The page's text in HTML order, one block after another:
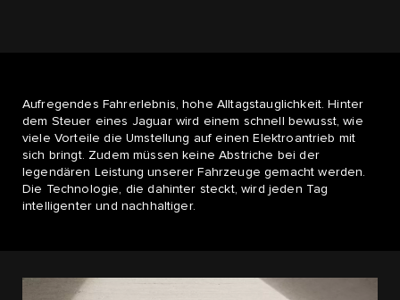
Aufregendes Fahrerlebnis, hohe Alltagstauglichkeit. Hinter
dem Steuer eines Jaguar wird einem schnell bewusst, wie
viele Vorteile die Umstellung auf einen Elektroantrieb mit
sich bringt. Zudem müssen keine Abstriche bei der
legendären Leistung unserer Fahrzeuge gemacht werden.
Die Technologie, die dahinter steckt, wird jeden Tag
intelligenter und nachhaltiger.